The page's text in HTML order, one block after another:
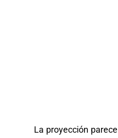
La proyección